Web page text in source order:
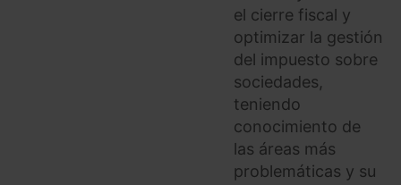
el cierre fiscal y
optimizar la gestión
del impuesto sobre
sociedades,
teniendo
conocimiento de
las áreas más
problemáticas y su